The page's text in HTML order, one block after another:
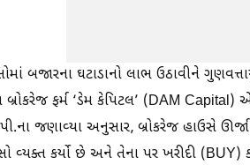
બજારના ઘટાડાનો લાભ ઉઠાવીને
બ્રોકરેજ ફર્મ ‘ડેમ કેપિટલ’ (DAM Capital)
જણાવ્યા અનુસાર, બ્રોકરેજ હાઉસે
વ્યક્ત કર્યો છે અને તેના પર ખરીદી